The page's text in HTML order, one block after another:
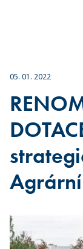
05. 01. 2022